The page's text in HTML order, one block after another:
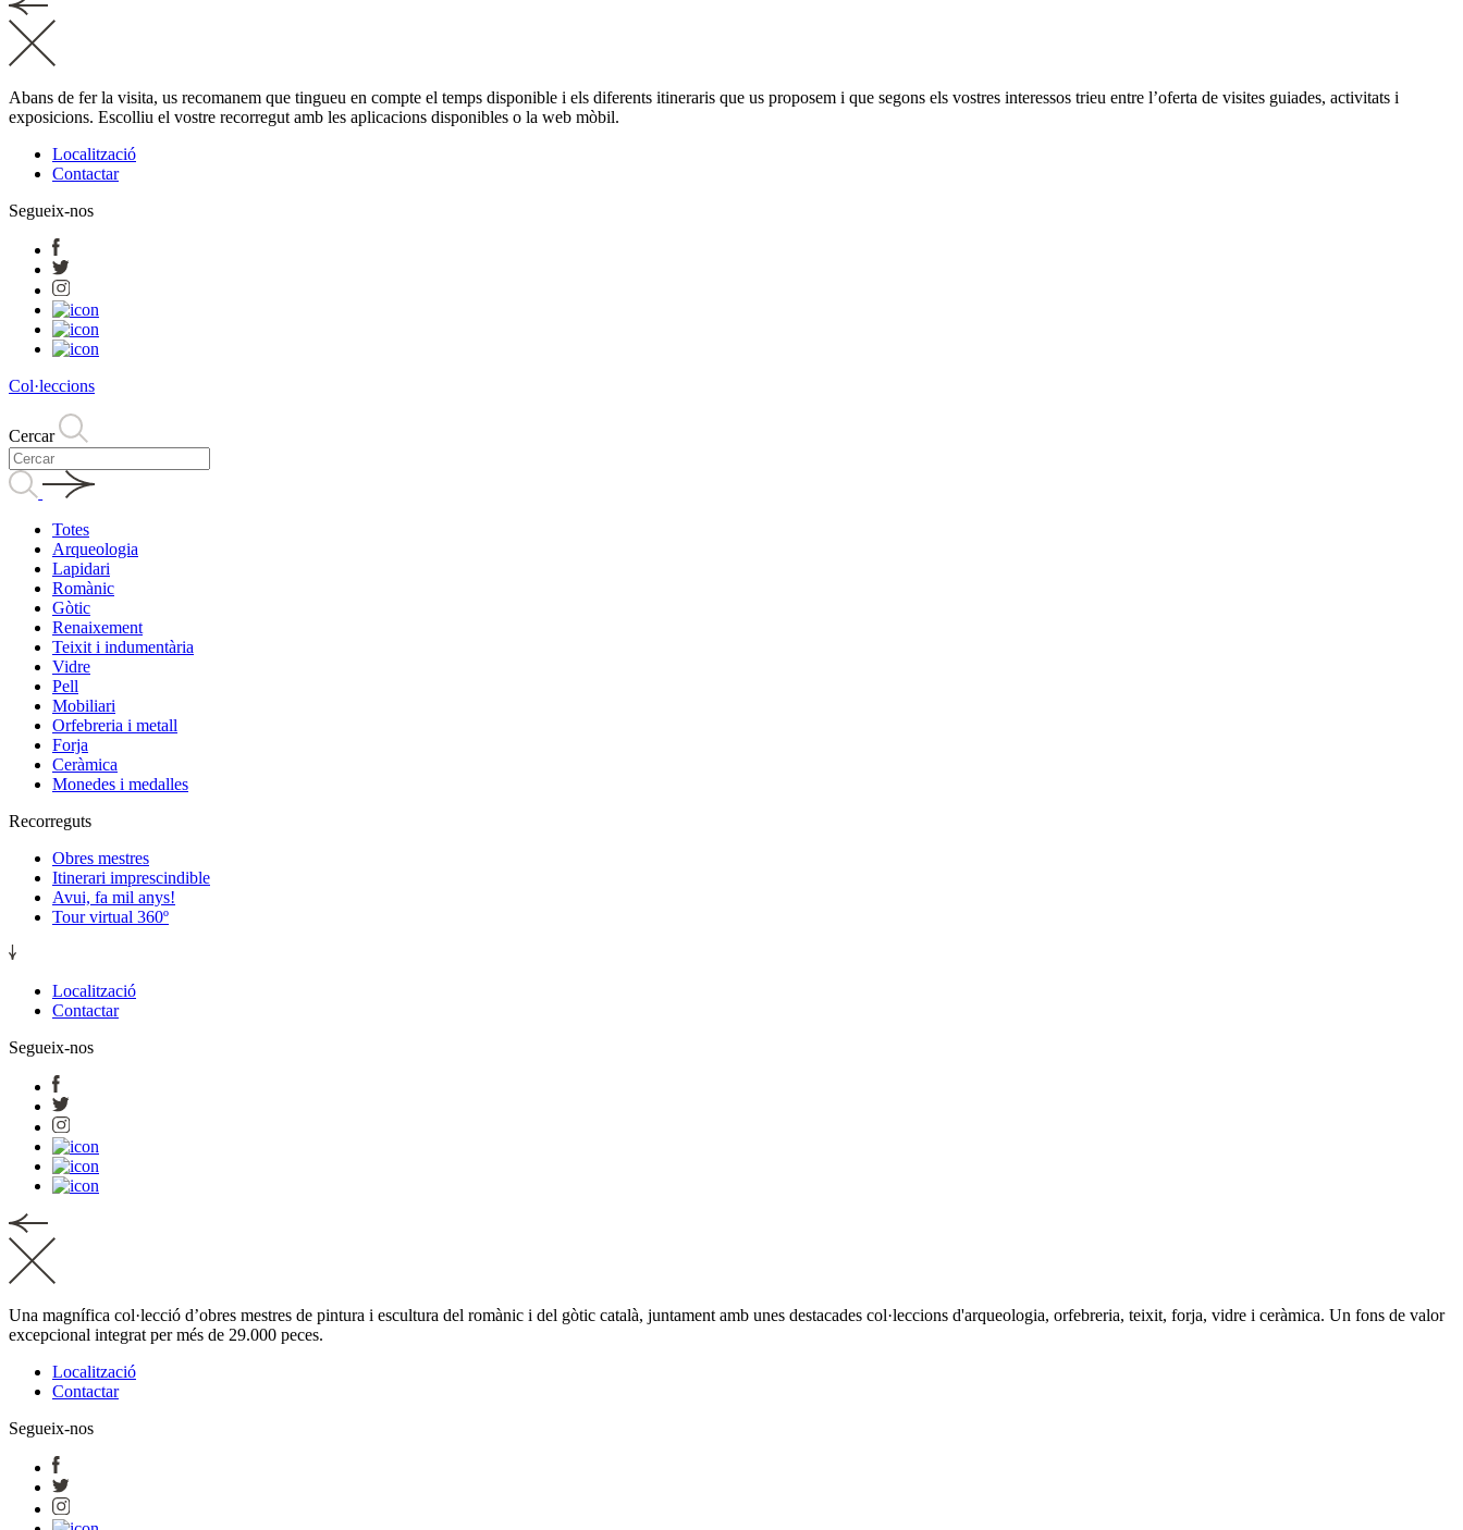
Abans de fer la visita, us recomanem que tingueu en compte el temps disponible i els diferents itineraris que us proposem i que segons els vostres interessos trieu entre l’oferta de visites guiades, activitats i
exposicions. Escolliu el vostre recorregut amb les aplicacions disponibles o la web mòbil.
Localització
Contactar
Segueix-nos
Col·leccions
Cercar
Totes
Arqueologia
Lapidari
Romànic
Gòtic
Renaixement
Teixit i indumentària
Vidre
Pell
Mobiliari
Orfebreria i metall
Forja
Ceràmica
Monedes i medalles
Recorreguts
Obres mestres
Itinerari imprescindible
Avui, fa mil anys!
Tour virtual 360º
Localització
Contactar
Segueix-nos
Una magnífica col·lecció d’obres mestres de pintura i escultura del romànic i del gòtic català, juntament amb unes destacades col·leccions d'arqueologia, orfebreria, teixit, forja, vidre i ceràmica. Un fons de valor
excepcional integrat per més de 29.000 peces.
Localització
Contactar
Segueix-nos